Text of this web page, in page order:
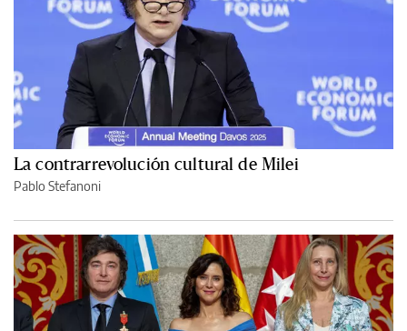
La contrarrevolución cultural de Milei
Pablo Stefanoni